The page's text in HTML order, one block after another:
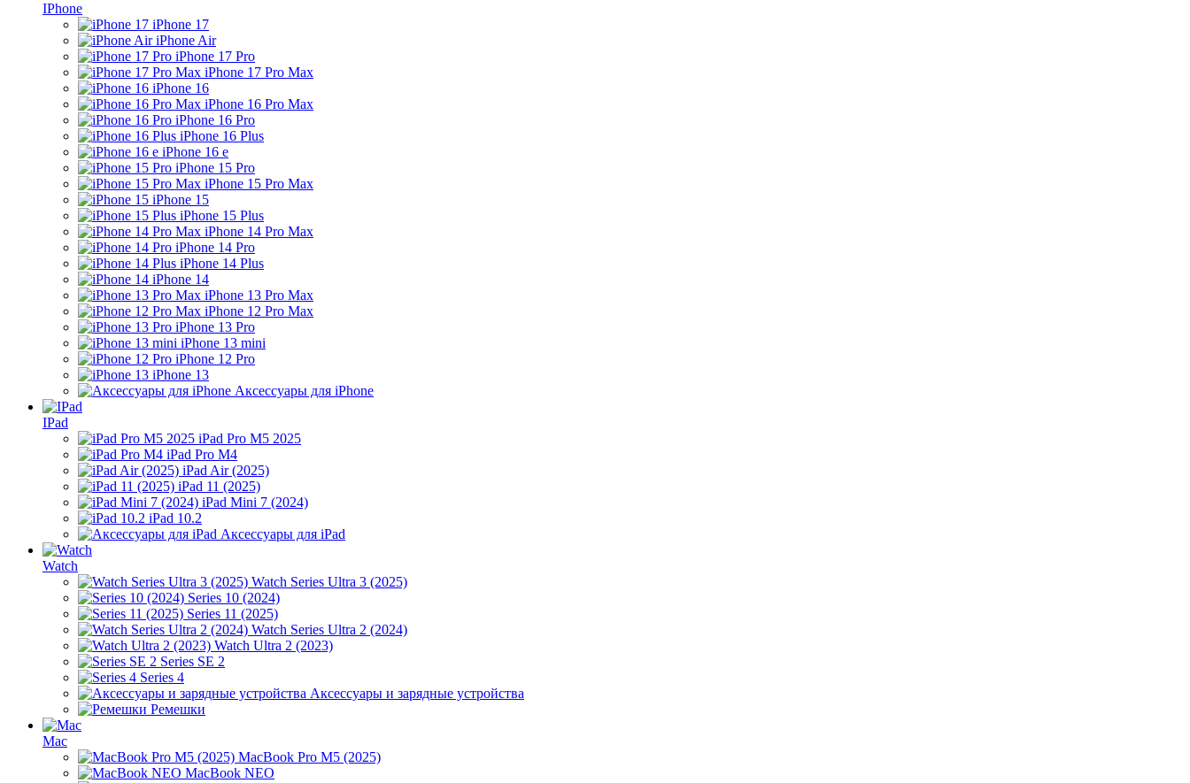
IPhone
iPhone 17
iPhone Air
iPhone 17 Pro
iPhone 17 Pro Max
iPhone 16
iPhone 16 Pro Max
iPhone 16 Pro
iPhone 16 Plus
iPhone 16 e
iPhone 15 Pro
iPhone 15 Pro Max
iPhone 15
iPhone 15 Plus
iPhone 14 Pro Max
iPhone 14 Pro
iPhone 14 Plus
iPhone 14
iPhone 13 Pro Max
iPhone 12 Pro Max
iPhone 13 Pro
iPhone 13 mini
iPhone 12 Pro
iPhone 13
Аксессуары для iPhone
IPad
iPad Pro M5 2025
iPad Pro M4
iPad Air (2025)
iPad 11 (2025)
iPad Mini 7 (2024)
iPad 10.2
Аксессуары для iPad
Watch
Watch Series Ultra 3 (2025)
Series 10 (2024)
Series 11 (2025)
Watch Series Ultra 2 (2024)
Watch Ultra 2 (2023)
Series SE 2
Series 4
Аксессуары и зарядные устройства
Ремешки
Mac
MacBook Pro M5 (2025)
MacBook NEO